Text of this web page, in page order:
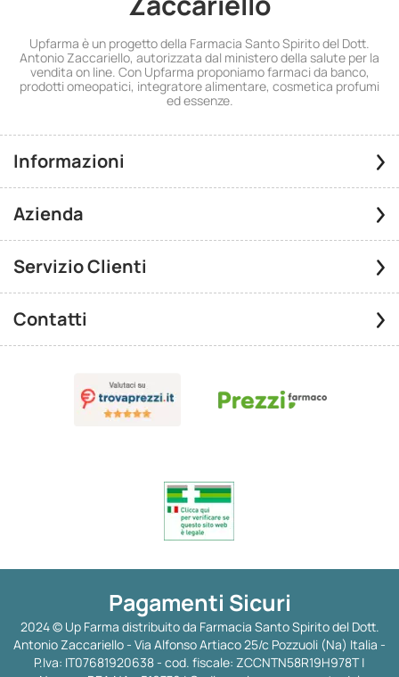
Upfarma è un progetto della Farmacia Santo Spirito del Dott.
Antonio Zaccariello, autorizzata dal ministero della salute per la
vendita on line. Con Upfarma proponiamo farmaci da banco,
prodotti omeopatici, integratore alimentare, cosmetica profumi
ed essenze.
Informazioni
Azienda
Servizio Clienti
Contatti
Pagamenti Sicuri
2024 © Up Farma distribuito da Farmacia Santo Spirito del Dott.
Antonio Zaccariello - Via Alfonso Artiaco 25/c Pozzuoli (Na) Italia -
P.Iva: IT07681920638 - cod. fiscale: ZCCNTN58R19H978T |